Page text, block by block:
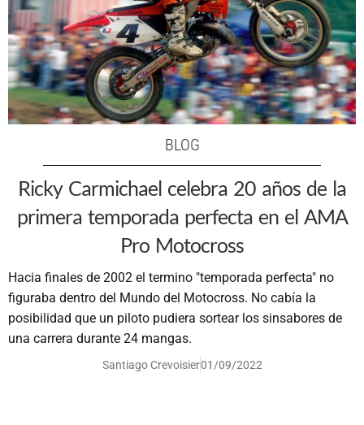
BLOG
Ricky Carmichael celebra 20 años de la
primera temporada perfecta en el AMA
Pro Motocross
Hacia finales de 2002 el termino "temporada perfecta" no
figuraba dentro del Mundo del Motocross. No cabía la
posibilidad que un piloto pudiera sortear los sinsabores de
una carrera durante 24 mangas.
Santiago Crevoisier01/09/2022